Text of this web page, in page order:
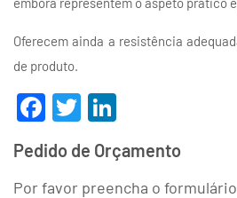
Oferecem ainda a resistência
de produto.
Facebook
Twitter
Pedido de Orçamento
Por favor preencha o